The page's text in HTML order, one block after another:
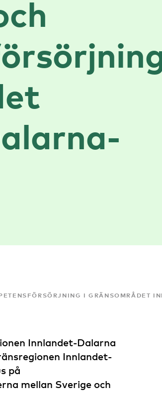
I GRÄNSOMRÅDET
Innlandet-Dalarna
Innlandet-
på
mellan Sverige och